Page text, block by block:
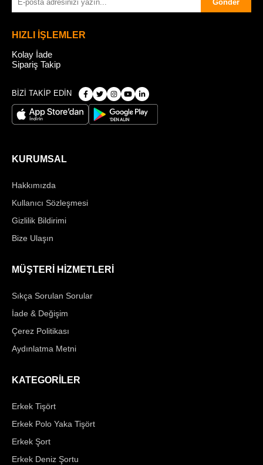
Gönder
HIZLI İŞLEMLER
Kolay İade
Sipariş Takip
BİZİ TAKİP EDİN
KURUMSAL
Hakkımızda
Kullanıcı Sözleşmesi
Gizlilik Bildirimi
Bize Ulaşın
MÜŞTERİ HİZMETLERİ
Sıkça Sorulan Sorular
İade & Değişim
Çerez Politikası
Aydınlatma Metni
KATEGORİLER
Erkek Tişört
Erkek Polo Yaka Tişört
Erkek Şort
Erkek Deniz Şortu